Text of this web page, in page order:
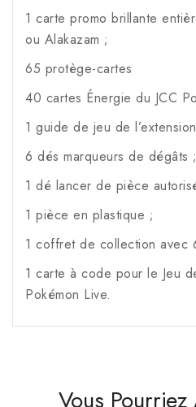
1 carte promo brillante
ou Alakazam ;
65 protège-cartes
40 cartes Énergie du JCC
1 guide de jeu de
6 dés marqueurs de dégâts ;
1 dé lancer de pièce
1 pièce en plastique ;
1 coffret de collection avec
1 carte à code pour le Jeu
Pokémon Live.
Vous